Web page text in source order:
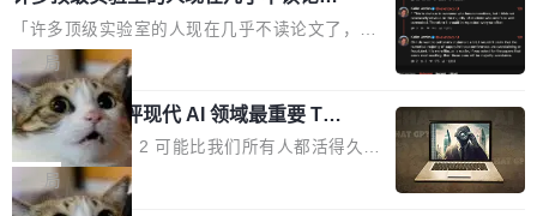
的严苛使用需求。 澎湃功率，紧凑机身 钛金雕1
600PG5 AI TOP具备强悍输出功率，同时实现
机身尺寸大幅精简。整机长度仅16厘米，属于同
功率段机身尺寸十分紧凑的1600W电源产品。小
巧机身有效提升市面主流标准A...
元。数字广告与公共关系相关服务市场更是从20
25年的8463亿美元扩张至2026年的8763亿美
元。数字的背后是一个清晰的事实——品牌对专
业化营销服务的需求从未如此迫切。 但市场扩容
的同时,服务商的竞争逻辑正在改变。2026年Top
Agency年度合辑的观察指出,“产品”这个离消费
者最近的载体,在整个品牌营销层面的权重显著变
了
「许多顶级实验室的人现在几乎不读论文了，而
且他们认为 ICLR/ICML/NeurIPS 充斥着大量过
度宣传和欺诈。」 OpenAI 研究员 Keller Jorda
n 这条推文引发了广泛讨论。他不是在说风凉
话，他是说出了一个圈内人尽皆知但很少公开捅
破的事实。 Jordan 随后补充了一句软化声明：
「我不认为这些会议上大部分论文都在过度宣传
局
xAI 前工程师评现代 AI 领域最重要 Top
3 开源项目
Flash Attention 2 可能比我们所有人都活得久。
这句话不是来自某个技术博客，而是出自 Hieu
Pham 的一条推文。Hieu Pham 是谁？他是 xAI
局